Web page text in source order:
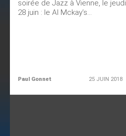
soirée de Jazz à Vienne, le jeudi
28 juin : le Al Mckay’s...
Paul Gonnet 25 JUIN 2018